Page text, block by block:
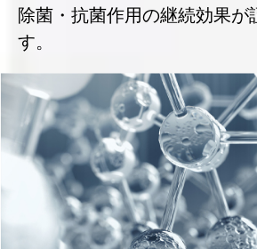
除菌・抗菌作用の継続効果が
す。